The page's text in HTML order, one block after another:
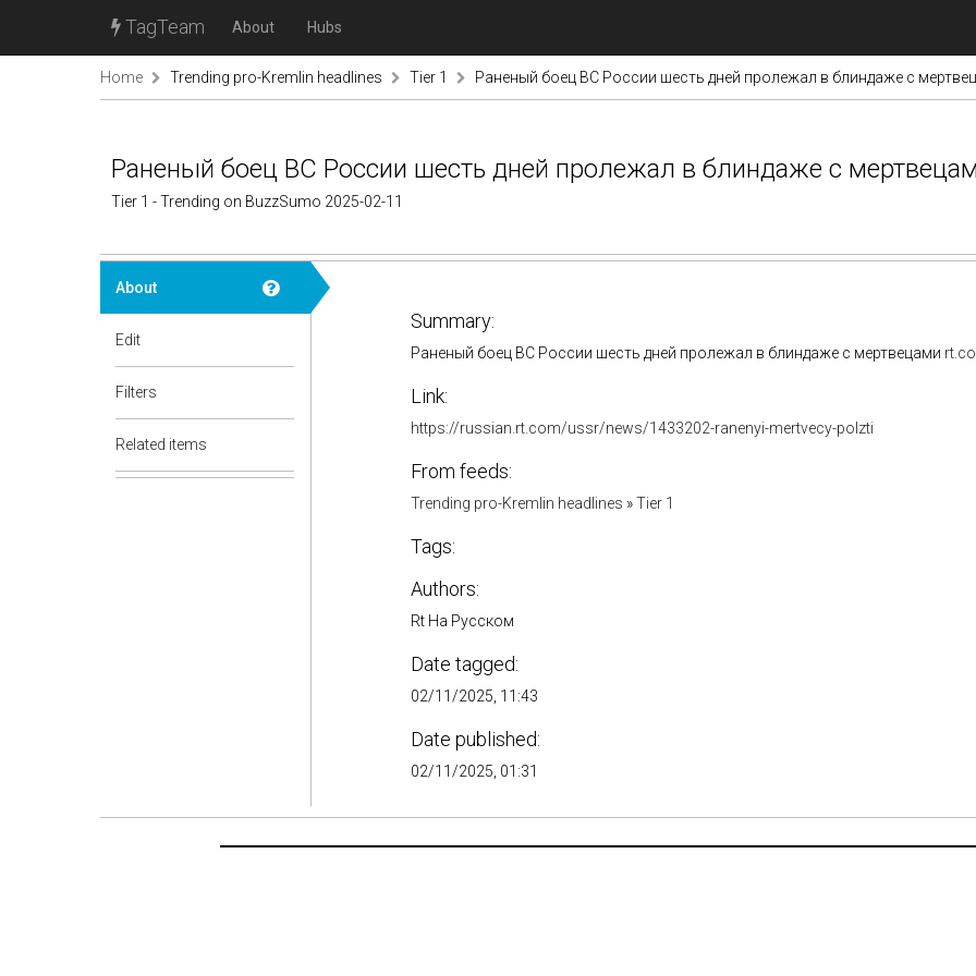
TagTeam About Hubs
Home Trending pro-Kremlin headlines Tier 1 Раненый боец ВС России шесть дней пролежал в блиндаже с
Раненый боец ВС России шесть дней пролежал в блиндаже с
Tier 1 - Trending on BuzzSumo 2025-02-11
About
Edit
Filters
Related items
Summary:
Раненый боец ВС России шесть дней пролежал в блиндаже с мертвецами
Link:
https://russian.rt.com/ussr/news/1433202-ranenyi-mertvecy-polzti
From feeds:
Trending pro-Kremlin headlines »Tier 1
Tags:
Authors:
Rt На Русском
Date tagged:
02/11/2025, 11:43
Date published:
02/11/2025, 01:31